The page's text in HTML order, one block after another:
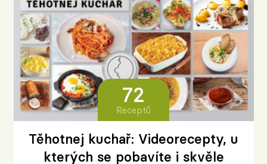
72
Receptů
Těhotnej kuchař: Videorecepty, u
kterých se pobavíte i skvěle